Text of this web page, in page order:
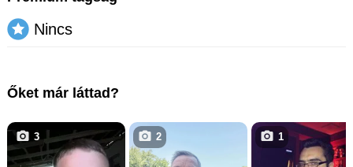
Nincs
Őket már láttad?
3 2 1